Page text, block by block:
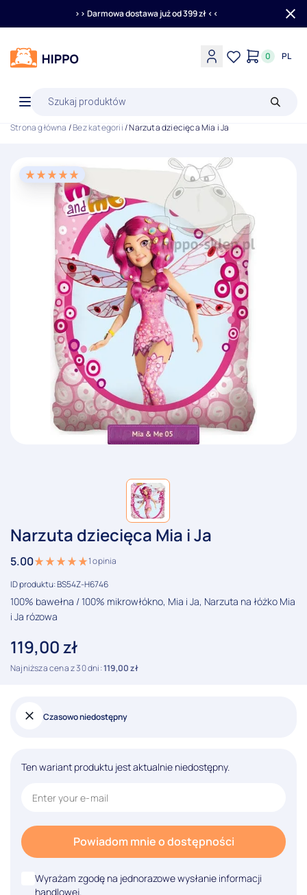
>> Darmowa dostawa już od 399 zł <<
0 PL
produktów
Strona główna /Bez kategorii/ Narzuta dziecięca Mia i Ja
Narzuta dziecięca Mia i Ja
5.00 1opinia
ID produktu: BS54Z-H6746
100% bawełna / 100% mikrowłókno, Mia i Ja, Narzuta na łóżko Mia
i Ja rózowa
119,00zł
Najniższa cena z 30 dni:119,00zł
Czasowo niedostępny
Ten wariant produktu jest aktualnie niedostępny.
Powiadom mnie o dostępności
Wyrażam zgodę na jednorazowe wysłanie informacji
handlowej.